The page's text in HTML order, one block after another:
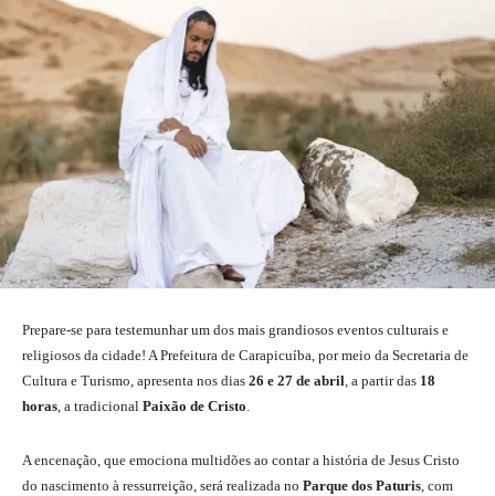
Prepare-se para testemunhar um dos mais grandiosos eventos culturais e
religiosos da cidade! A Prefeitura de Carapicuíba, por meio da Secretaria de
Cultura e Turismo, apresenta nos dias 26 e 27 de abril, a partir das 18
horas, a tradicional Paixão de Cristo.
A encenação, que emociona multidões ao contar a história de Jesus Cristo
do nascimento à ressurreição, será realizada no Parque dos Paturis, com